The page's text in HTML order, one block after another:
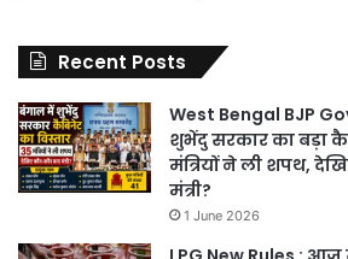
Recent Posts
West Bengal BJP
शुभेंदु सरकार का बड़ा
मंत्रियों ने ली शपथ,
मंत्री?
1 June 2026